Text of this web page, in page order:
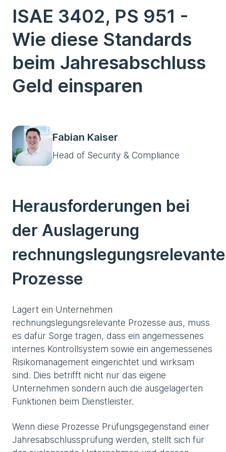
ISAE 3402, PS 951 -
Wie diese Standards
beim Jahresabschluss
Geld einsparen
Fabian Kaiser
Head of Security & Compliance
Herausforderungen bei
der Auslagerung
Prozesse
Lagert ein Unternehmen
rechnungslegungsrelevante Prozesse aus, muss
es dafür Sorge tragen, dass ein angemessenes
internes Kontrollsystem sowie ein angemessenes
Risikomanagement eingerichtet und wirksam
sind. Dies betrifft nicht nur das eigene
Unternehmen sondern auch die ausgelagerten
Funktionen beim Dienstleister.
Wenn diese Prozesse Prüfungsgegenstand einer
Jahresabschlussprüfung werden, stellt sich für